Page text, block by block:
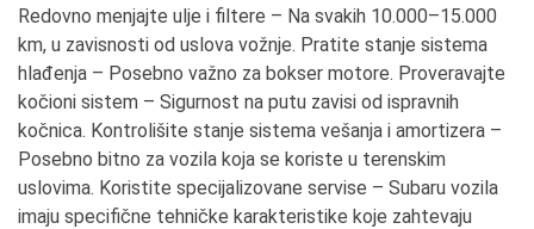
Redovno menjajte ulje i filtere – Na svakih 10.000–15.000
km, u zavisnosti od uslova vožnje. Pratite stanje sistema
hlađenja – Posebno važno za bokser motore. Proveravajte
kočioni sistem – Sigurnost na putu zavisi od ispravnih
kočnica. Kontrolišite stanje sistema vešanja i amortizera –
Posebno bitno za vozila koja se koriste u terenskim
uslovima. Koristite specijalizovane servise – Subaru vozila
imaju specifične tehničke karakteristike koje zahtevaju